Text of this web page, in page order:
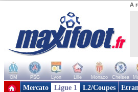
A
OM PSG Lyon Lille Monaco Chelsea
+ de clubs
Mercato Ligue 1 L2/Coupes